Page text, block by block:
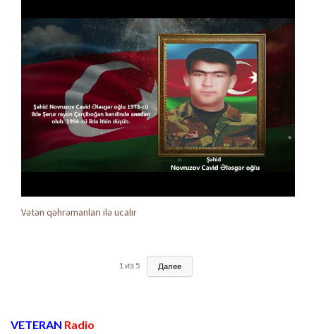
Vətən qəhrəmanları ilə ucalır
1 из 5 Далее
VETERAN Radio